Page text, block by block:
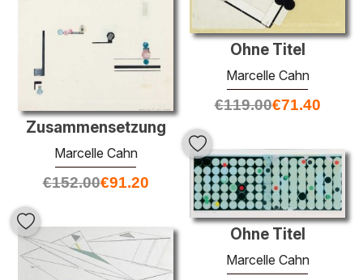
Ohne Titel
Marcelle Cahn
€119.00€71.40
Zusammensetzung
Marcelle Cahn
€152.00€91.20
Ohne Titel
Marcelle Cahn